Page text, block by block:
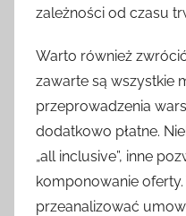
zależności od czasu
Warto również
zawarte są wszystkie
przeprowadzenia
dodatkowo płatne.
„all inclusive”, inne
komponowanie oferty.
przeanalizować